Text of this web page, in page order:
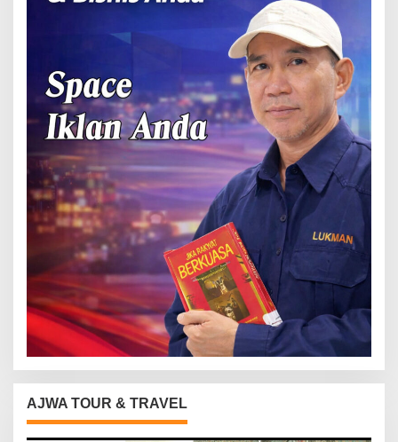
AJWA TOUR & TRAVEL